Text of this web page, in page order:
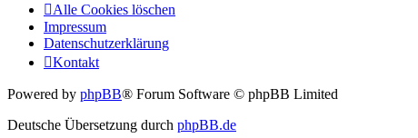
Alle Cookies löschen
Impressum
Datenschutzerklärung
Kontakt
Powered by phpBB® Forum Software © phpBB Limited
Deutsche Übersetzung durch phpBB.de